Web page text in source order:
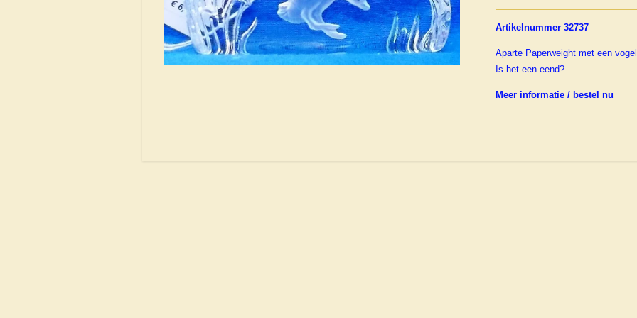
Artikelnummer 32737
Aparte Paperweight met een
Is het een eend?
Meer informatie / bestel nu